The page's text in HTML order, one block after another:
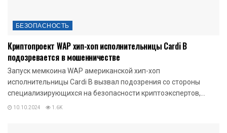
БЕЗОПАСНОСТЬ
Криптопроект WAP хип-хоп исполнительницы Cardi B
подозревается в мошенничестве
Запуск мемкоина WAP американской хип-хоп
исполнительницы Cardi B вызвал подозрения со стороны
специализирующихся на безопасности криптоэкспертов,...
10.10.2024 1.6K